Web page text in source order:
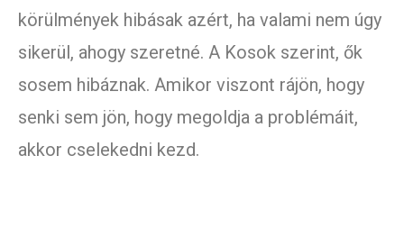
körülmények hibásak azért, ha valami nem úgy
sikerül, ahogy szeretné. A Kosok szerint, ők
sosem hibáznak. Amikor viszont rájön, hogy
senki sem jön, hogy megoldja a problémáit,
akkor cselekedni kezd.